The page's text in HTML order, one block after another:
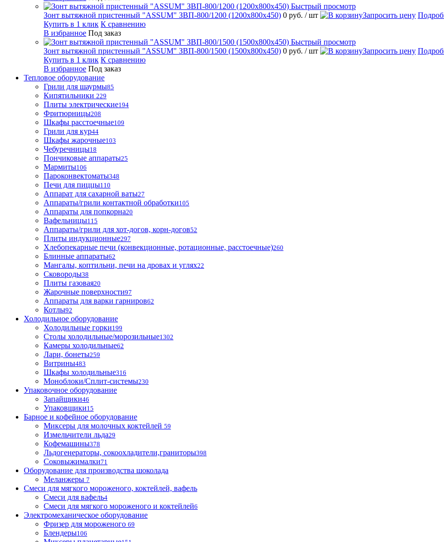
Быстрый просмотр
Зонт вытяжной пристенный "ASSUM" ЗВП-800/1200 (1200х800х450) 0 руб. / шт Запросить цену
Купить в 1 клик К сравнению
В избранное Под заказ
Быстрый просмотр
Зонт вытяжной пристенный "ASSUM" ЗВП-800/1500 (1500х800х450) 0 руб. / шт Запросить цену
Купить в 1 клик К сравнению
В избранное Под заказ
Тепловое оборудование
Грили для шаурмы85
Кипятильники 229
Плиты электрические194
Фритюрницы208
Шкафы расстоечные109
Грили для кур44
Шкафы жарочные103
Чебуречницы18
Пончиковые аппараты25
Мармиты106
Пароконвектоматы348
Печи для пиццы110
Аппарат для сахарной ваты27
Аппараты/грили контактной обработки105
Аппараты для попкорна20
Вафельницы115
Аппараты/грили для хот-догов, корн-догов52
Плиты индукционные297
Хлебопекарные печи (конвекционные, ротационные, расстоечные)260
Блинные аппараты62
Мангалы, коптильни, печи на дровах и углях22
Сковороды38
Плиты газовая20
Жарочные поверхности97
Аппараты для варки гарниров62
Котлы92
Холодильное оборудование
Холодильные горки199
Столы холодильные/морозильные1302
Камеры холодильные62
Лари, бонеты259
Витрины483
Шкафы холодильные316
Моноблоки/Сплит-системы230
Упаковочное оборудование
Запайщики46
Упаковщики15
Барное и кофейное оборудование
Миксеры для молочных коктейлей 59
Измельчители льда29
Кофемашины378
Льдогенераторы, сокоохладители,граниторы398
Соковыжималки71
Оборудование для производства шоколада
Меланжеры 7
Смеси для мягкого мороженого, коктейлей, вафель
Смеси для вафель4
Смеси для мягкого мороженого и коктейлей6
Электромеханическое оборудование
Фризер для мороженого 69
Блендеры106